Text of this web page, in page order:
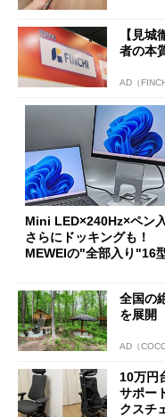
【見
者の本
AD（
Mini LED×240Hz×ペン入
さらにドッキングも！
MEWEIの"全部入り"16
全国の
を展開
AD（
10万円
サポー
クスチ